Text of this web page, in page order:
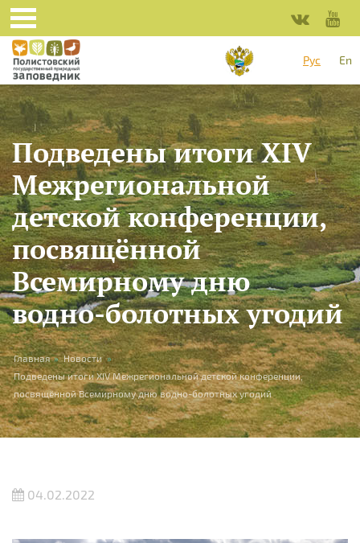
Перейти к основному содержанию
Рус
En
Подведены итоги XIV
Межрегиональной
детской конференции,
посвящённой
Всемирному дню
водно-болотных угодий
Вы здесь
Главная » Новости »
Подведены итоги XIV Межрегиональной детской конференции,
посвящённой Всемирному дню водно-болотных угодий
04.02.2022